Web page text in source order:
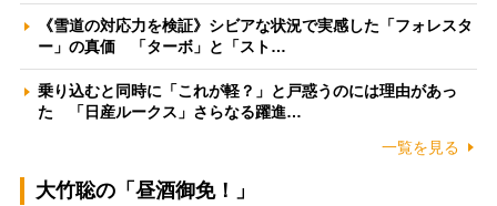
《雪道の対応力を検証》シビアな状況で実感した「フォレスタ
ー」の真価 「ターボ」と「スト…
乗り込むと同時に「これが軽？」と戸惑うのには理由があっ
た 「日産ルークス」さらなる躍進…
一覧を見る
大竹聡の「昼酒御免！」